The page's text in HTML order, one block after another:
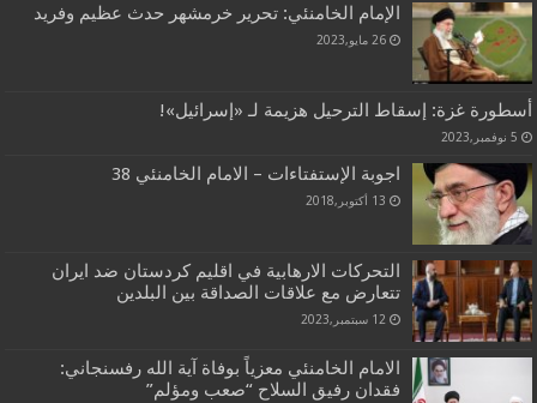
الإمام الخامنئي: تحرير خرمشهر حدث عظيم وفريد
26 مايو,2023
أسطورة غزة: إسقاط الترحيل هزيمة لـ «إسرائيل»!
5 نوفمبر,2023
اجوبة الإستفتاءات – الامام الخامنئي 38
13 أكتوبر,2018
التحركات الارهابية في اقليم كردستان ضد ايران
تتعارض مع علاقات الصداقة بين البلدين
12 سبتمبر,2023
الامام الخامنئي معزياً بوفاة آية الله رفسنجاني:
فقدان رفيق السلاح “صعب ومؤلم”